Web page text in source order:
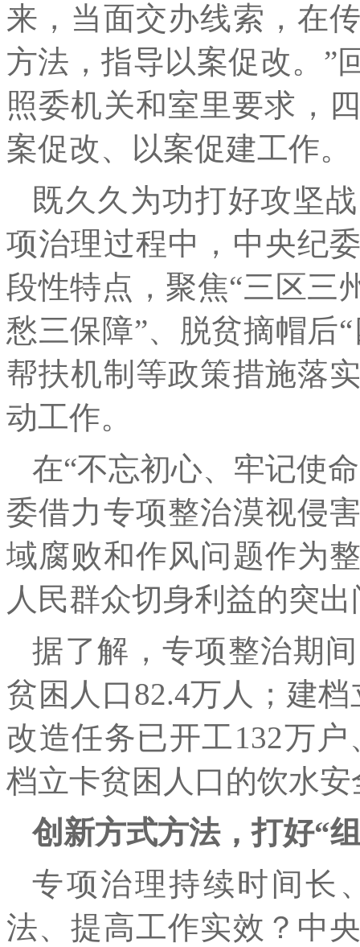
来，当面交办线索，在
方法，指导以案促改。”
照委机关和室里要求，
案促改、以案促建工作。
既久久为功打好攻坚
项治理过程中，中央纪
段性特点，聚焦“三区三
愁三保障”、脱贫摘帽后
帮扶机制等政策措施落
动工作。
在“不忘初心、牢记使
委借力专项整治漠视侵
域腐败和作风问题作为
人民群众切身利益的突
据了解，专项整治期
贫困人口82.4万人；建
改造任务已开工132万
档立卡贫困人口的饮水
创新方式方法，打好“
专项治理持续时间长
法、提高工作实效？中